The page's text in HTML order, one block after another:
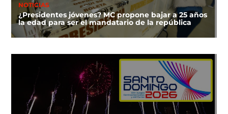
NOTICIAS
¿Presidentes jóvenes? MC propone bajar a 25 años
la edad para ser el mandatario de la república